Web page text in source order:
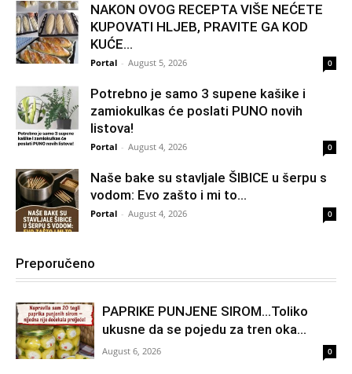
NAKON OVOG RECEPTA VIŠE NEĆETE
KUPOVATI HLJEB, PRAVITE GA KOD
KUĆE…
Portal - August 5, 2026 0
Potrebno je samo 3 supene kašike i
zamiokulkas će poslati PUNO novih
listova!
Portal - August 4, 2026 0
Naše bake su stavljale ŠIBICE u šerpu s
vodom: Evo zašto i mi to...
Portal - August 4, 2026 0
Preporučeno
PAPRIKE PUNJENE SIROM…Toliko
ukusne da se pojedu za tren oka…
August 6, 2026 0